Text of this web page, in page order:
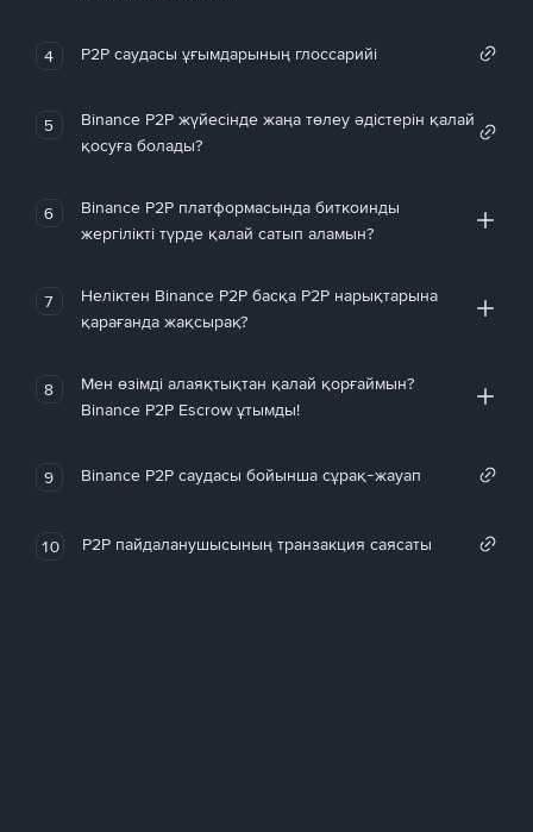
4 P2P саудасы ұғымдарының глоссарийі
5
Binance P2P жүйесінде жаңа төлеу әдістерін қалай
қосуға болады?
6
Binance P2P платформасында биткоинды
жергілікті түрде қалай сатып аламын?
7
Неліктен Binance P2P басқа P2P нарықтарына
қарағанда жақсырақ?
8
Мен өзімді алаяқтықтан қалай қорғаймын?
Binance P2P Escrow ұтымды!
9 Binance P2P саудасы бойынша сұрақ-жауап
10 P2P пайдаланушысының транзакция саясаты